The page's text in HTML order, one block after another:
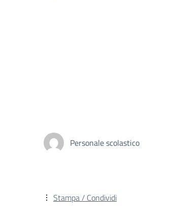
Personale scolastico
Stampa / Condividi